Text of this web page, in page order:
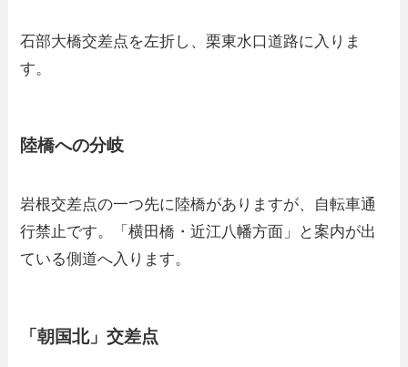
石部大橋交差点を左折し、栗東水口道路に入りま
す。
陸橋への分岐
岩根交差点の一つ先に陸橋がありますが、自転車通
行禁止です。「横田橋・近江八幡方面」と案内が出
ている側道へ入ります。
「朝国北」交差点